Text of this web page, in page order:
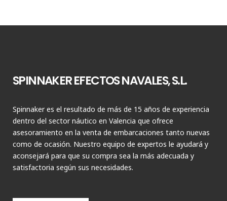
SPINNAKER EFECTOS NAVALES, S.L.
Spinnaker es el resultado de más de 15 años de experiencia
dentro del sector náutico en Valencia que ofrece
asesoramiento en la venta de embarcaciones tanto nuevas
como de ocasión. Nuestro equipo de expertos le ayudará y
aconsejará para que su compra sea la más adecuada y
satisfactoria según sus necesidades.